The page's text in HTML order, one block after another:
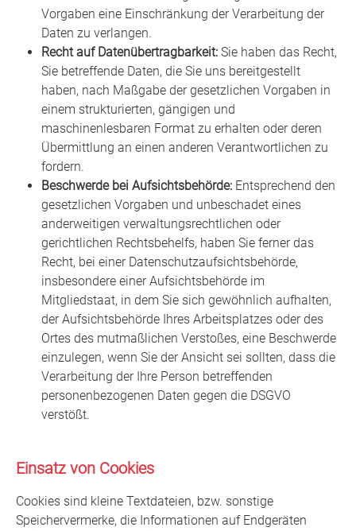
Vorgaben eine Einschränkung der Verarbeitung der
Daten zu verlangen.
Recht auf Datenübertragbarkeit: Sie haben das Recht,
Sie betreffende Daten, die Sie uns bereitgestellt
haben, nach Maßgabe der gesetzlichen Vorgaben in
einem strukturierten, gängigen und
maschinenlesbaren Format zu erhalten oder deren
Übermittlung an einen anderen Verantwortlichen zu
fordern.
Beschwerde bei Aufsichtsbehörde: Entsprechend den
gesetzlichen Vorgaben und unbeschadet eines
anderweitigen verwaltungsrechtlichen oder
gerichtlichen Rechtsbehelfs, haben Sie ferner das
Recht, bei einer Datenschutzaufsichtsbehörde,
insbesondere einer Aufsichtsbehörde im
Mitgliedstaat, in dem Sie sich gewöhnlich aufhalten,
der Aufsichtsbehörde Ihres Arbeitsplatzes oder des
Ortes des mutmaßlichen Verstoßes, eine Beschwerde
einzulegen, wenn Sie der Ansicht sei sollten, dass die
Verarbeitung der Ihre Person betreffenden
personenbezogenen Daten gegen die DSGVO
verstößt.
Einsatz von Cookies
Cookies sind kleine Textdateien, bzw. sonstige
Speichervermerke, die Informationen auf Endgeräten